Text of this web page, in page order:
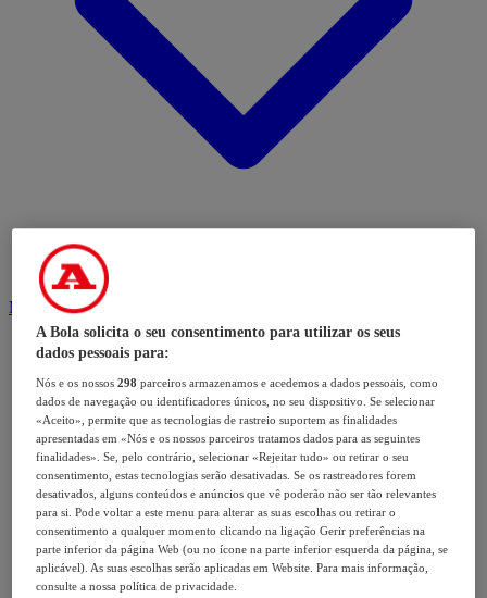
Modalidades
A Bola solicita o seu consentimento para utilizar os seus
dados pessoais para:
Nós e os nossos298 parceiros armazenamos e acedemos a dados pessoais, como
dados de navegação ou identificadores únicos, no seu dispositivo. Se selecionar
«Aceito», permite que as tecnologias de rastreio suportem as finalidades
apresentadas em «Nós e os nossos parceiros tratamos dados para as seguintes
finalidades». Se, pelo contrário, selecionar «Rejeitar tudo» ou retirar o seu
consentimento, estas tecnologias serão desativadas. Se os rastreadores forem
desativados, alguns conteúdos e anúncios que vê poderão não ser tão relevantes
para si. Pode voltar a este menu para alterar as suas escolhas ou retirar o
consentimento a qualquer momento clicando na ligação Gerir preferências na
parte inferior da página Web (ou no ícone na parte inferior esquerda da página, se
aplicável). As suas escolhas serão aplicadas em Website. Para mais informação,
consulte a nossa política de privacidade.